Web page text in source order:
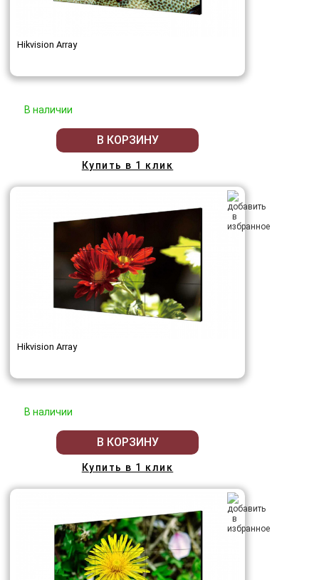
Hikvision Array
В наличии
В КОРЗИНУ
Купить в 1 клик
Hikvision Array
В наличии
В КОРЗИНУ
Купить в 1 клик